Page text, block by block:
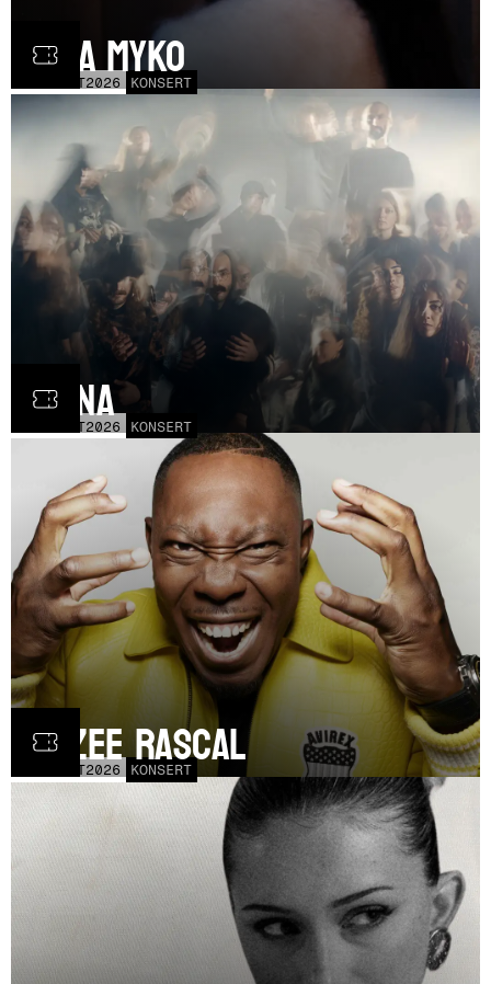
OCT2026 KONSERT
Olga Myko
OCT2026 KONSERT
Fauna
OCT2026 KONSERT
Dizzee Rascal